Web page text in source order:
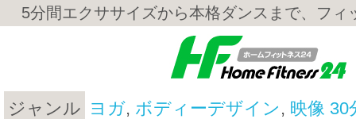
5分間エクササイズから本格ダンスまで、フィ
ジャンル ヨガ, ボディーデザイン , 映像 30